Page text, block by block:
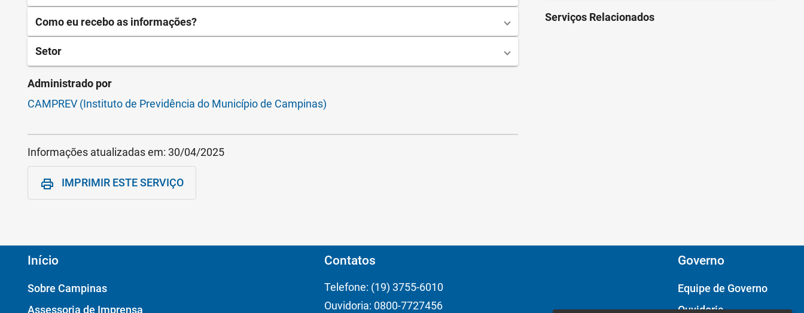
Serviços Relacionados
Como eu recebo as informações?
Setor
Administrado por
CAMPREV (Instituto de Previdência do Município de Campinas)
Informações atualizadas em: 30/04/2025
print IMPRIMIR ESTE SERVIÇO
Início
Sobre Campinas
Assessoria de Imprensa
Contatos
Telefone: (19) 3755-6010
Ouvidoria: 0800-7727456
Governo
Equipe de Governo
Ouvidoria